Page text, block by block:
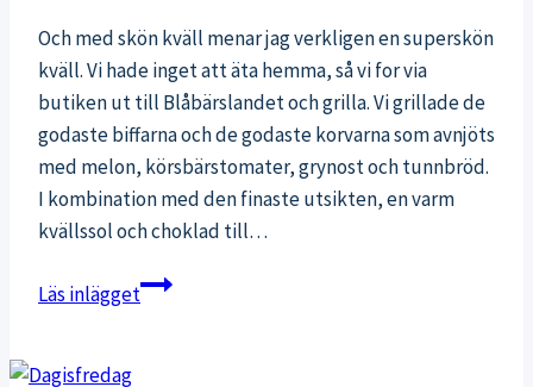
Och med skön kväll menar jag verkligen en superskön
kväll. Vi hade inget att äta hemma, så vi for via
butiken ut till Blåbärslandet och grilla. Vi grillade de
godaste biffarna och de godaste korvarna som avnjöts
med melon, körsbärstomater, grynost och tunnbröd.
I kombination med den finaste utsikten, en varm
kvällssol och choklad till…
Läs inläggetEn